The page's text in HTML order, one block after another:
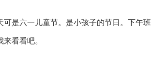
是六一儿童节。是小孩子的节日。下午班
看看吧。